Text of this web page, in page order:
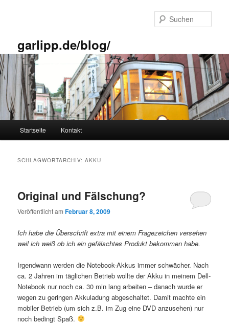
garlipp.de/blog/
Startseite Kontakt
SCHLAGWORTARCHIV:AKKU
Original und Fälschung?
Veröffentlicht amFebruar 8, 2009
Ich habe die Überschrift extra mit einem Fragezeichen versehen
weil ich weiß ob ich ein gefälschtes Produkt bekommen habe.
Irgendwann werden die Notebook-Akkus immer schwächer. Nach
ca. 2 Jahren im täglichen Betrieb wollte der Akku in meinem Dell-
Notebook nur noch ca. 30 min lang arbeiten – danach wurde er
wegen zu geringen Akkuladung abgeschaltet. Damit machte ein
mobiler Betrieb (um sich z.B. im Zug eine DVD anzusehen) nur
noch bedingt Spaß.